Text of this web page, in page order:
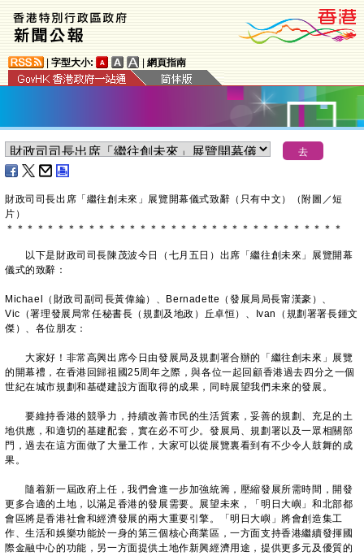
字型大小: 網頁指南
財政司司長出席「繼往創未來」展覽開幕儀式致辭（只有中文）（附圖／短
片）
＊ ＊ ＊ ＊ ＊ ＊ ＊ ＊ ＊ ＊ ＊ ＊ ＊ ＊ ＊ ＊ ＊ ＊ ＊ ＊ ＊ ＊ ＊ ＊ ＊ ＊ ＊ ＊ ＊ ＊ ＊ ＊ ＊
以下是財政司司長陳茂波今日（七月五日）出席「繼往創未來」展覽開幕
儀式的致辭：
Michael（財政司副司長黃偉綸）、Bernadette（發展局局長甯漢豪）、
Vic（署理發展局常任秘書長（規劃及地政）丘卓恒）、Ivan（規劃署署長鍾文
傑）、各位朋友：
大家好！非常高興出席今日由發展局及規劃署合辦的「繼往創未來」展覽
的開幕禮，在香港回歸祖國25周年之際，與各位一起回顧香港過去四分之一個
世紀在城市規劃和基礎建設方面取得的成果，同時展望我們未來的發展。
要維持香港的競爭力，持續改善市民的生活質素，妥善的規劃、充足的土
地供應，和適切的基建配套，實在必不可少。發展局、規劃署以及一眾相關部
門，過去在這方面做了大量工作，大家可以從展覽裏看到有不少令人鼓舞的成
果。
隨着新一屆政府上任，我們會進一步加強統籌，壓縮發展所需時間，開發
更多合適的土地，以滿足香港的發展需要。展望未來，「明日大嶼」和北部都
會區將是香港社會和經濟發展的兩大重要引擎。「明日大嶼」將會創造集工
作、生活和娛樂功能於一身的第三個核心商業區，一方面支持香港繼續發揮國
際金融中心的功能，另一方面提供土地作新興經濟用途，提供更多元及優質的